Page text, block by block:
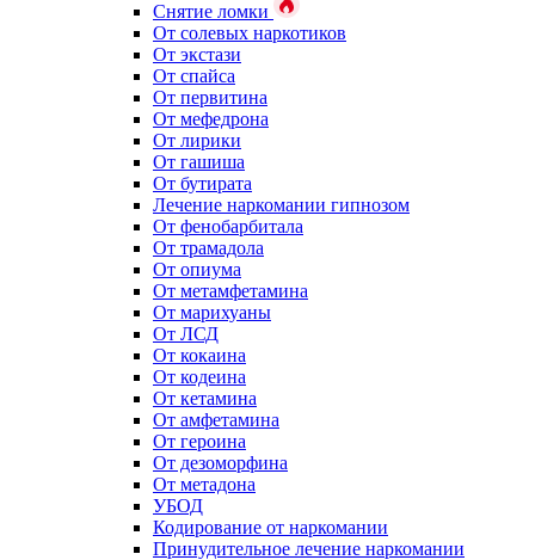
Снятие ломки
От солевых наркотиков
От экстази
От спайса
От первитина
От мефедрона
От лирики
От гашиша
От бутирата
Лечение наркомании гипнозом
От фенобарбитала
От трамадола
От опиума
От метамфетамина
От марихуаны
От ЛСД
От кокаина
От кодеина
От кетамина
От амфетамина
От героина
От дезоморфина
От метадона
УБОД
Кодирование от наркомании
Принудительное лечение наркомании